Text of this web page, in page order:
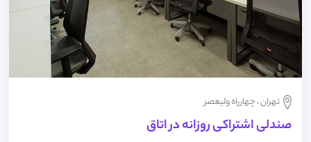
تهران ، چهارراه ولیعصر
صندلی اشتراکی روزانه در اتاق